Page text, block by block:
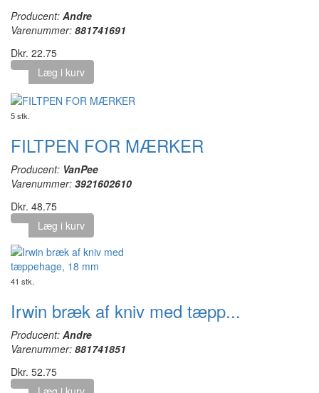
Producent: Andre
Varenummer: 881741691
Dkr. 22.75
Læg i kurv
5 stk.
FILTPEN FOR MÆRKER
Producent: VanPee
Varenummer: 3921602610
Dkr. 48.75
Læg i kurv
41 stk.
Irwin bræk af kniv med tæpp...
Producent: Andre
Varenummer: 881741851
Dkr. 52.75